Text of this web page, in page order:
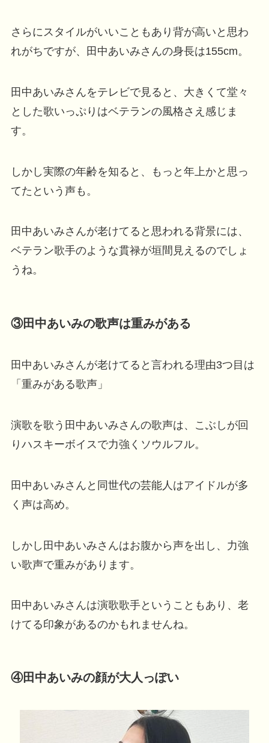
さらにスタイルがいいこともあり背が高いと思わ
れがちですが、田中あいみさんの身長は155cm。
田中あいみさんをテレビで見ると、大きくて堂々
とした歌いっぷりはベテランの風格さえ感じま
す。
しかし実際の年齢を知ると、もっと年上かと思っ
てたという声も。
田中あいみさんが老けてると思われる背景には、
ベテラン歌手のような貫禄が垣間見えるのでしょ
うね。
③田中あいみの歌声は重みがある
田中あいみさんが老けてると言われる理由3つ目は
「重みがある歌声」
演歌を歌う田中あいみさんの歌声は、こぶしが回
りハスキーボイスで力強くソウルフル。
田中あいみさんと同世代の芸能人はアイドルが多
く声は高め。
しかし田中あいみさんはお腹から声を出し、力強
い歌声で重みがあります。
田中あいみさんは演歌歌手ということもあり、老
けてる印象があるのかもれませんね。
④田中あいみの顔が大人っぽい